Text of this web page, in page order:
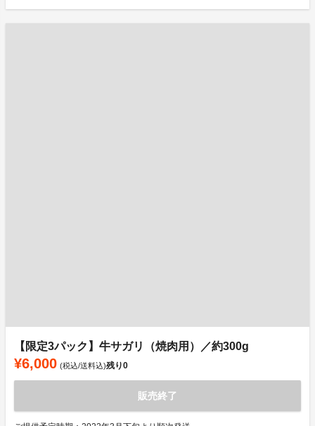
【限定3パック】牛サガリ（焼肉用）／約300g
¥6,000 (税込/送料込)残り0
販売終了